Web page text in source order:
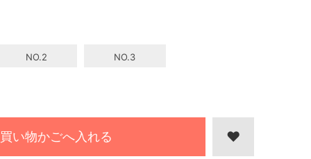
NO.2 NO.3
買い物かごへ入れる